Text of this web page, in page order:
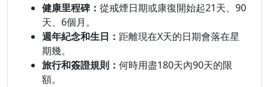
健康里程碑： 從戒煙日期或康復開始起21天、90
天、6個月。
週年紀念和生日： 距離現在X天的日期會落在星
期幾。
旅行和簽證規則： 何時用盡180天內90天的限
額。